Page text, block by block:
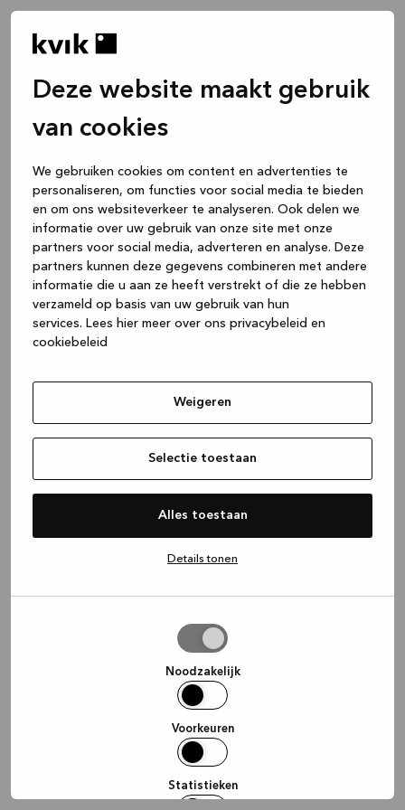
Deze website maakt gebruik
van cookies
We gebruiken cookies om content en advertenties te
personaliseren, om functies voor social media te bieden
en om ons websiteverkeer te analyseren. Ook delen we
informatie over uw gebruik van onze site met onze
partners voor social media, adverteren en analyse. Deze
partners kunnen deze gegevens combineren met andere
informatie die u aan ze heeft verstrekt of die ze hebben
verzameld op basis van uw gebruik van hun
services. Lees hier meer over ons privacybeleid en
cookiebeleid
Weigeren
Selectie toestaan
Alles toestaan
Details tonen
Noodzakelijk
Voorkeuren
Statistieken
(see the browser console for more
information).